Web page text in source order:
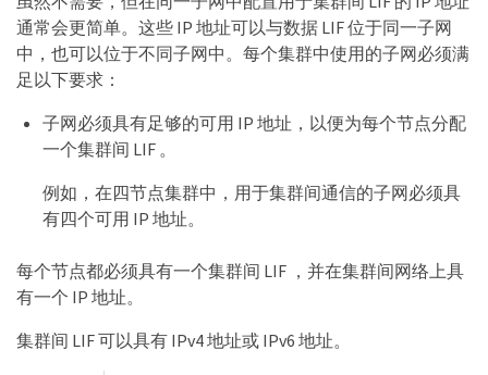
通常会更简单。这些 IP 地址可以与数据 LIF 位于同一子网
中，也可以位于不同子网中。每个集群中使用的子网必须满
足以下要求：
子网必须具有足够的可用 IP 地址，以便为每个节点分配
一个集群间 LIF 。
例如，在四节点集群中，用于集群间通信的子网必须具
有四个可用 IP 地址。
每个节点都必须具有一个集群间 LIF ，并在集群间网络上具
有一个 IP 地址。
集群间 LIF 可以具有 IPv4 地址或 IPv6 地址。